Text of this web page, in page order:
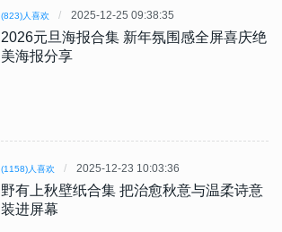
(823)人喜欢 2025-12-25 09:38:35
2026元旦海报合集 新年氛围感全屏喜庆绝
美海报分享
(1158)人喜欢 2025-12-23 10:03:36
野有上秋壁纸合集 把治愈秋意与温柔诗意
装进屏幕